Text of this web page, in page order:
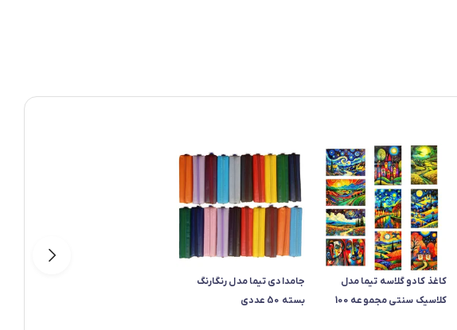
کاغذ کادو گلاسه تیما مدل
کلاسیک سنتی مجموعه 100
جامدادی تیما مدل رنگارنگ
بسته 50 عددی